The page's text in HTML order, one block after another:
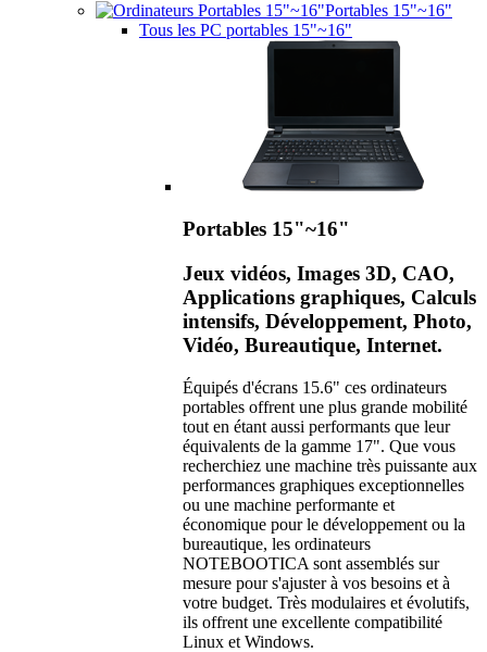
Portables 15"~16"
Tous les PC portables 15"~16"
Portables 15"~16"
Jeux vidéos, Images 3D, CAO,
Applications graphiques, Calculs
intensifs, Développement, Photo,
Vidéo, Bureautique, Internet.
Équipés d'écrans 15.6" ces ordinateurs
portables offrent une plus grande mobilité
tout en étant aussi performants que leur
équivalents de la gamme 17". Que vous
recherchiez une machine très puissante aux
performances graphiques exceptionnelles
ou une machine performante et
économique pour le développement ou la
bureautique, les ordinateurs
NOTEBOOTICA sont assemblés sur
mesure pour s'ajuster à vos besoins et à
votre budget. Très modulaires et évolutifs,
ils offrent une excellente compatibilité
Linux et Windows.